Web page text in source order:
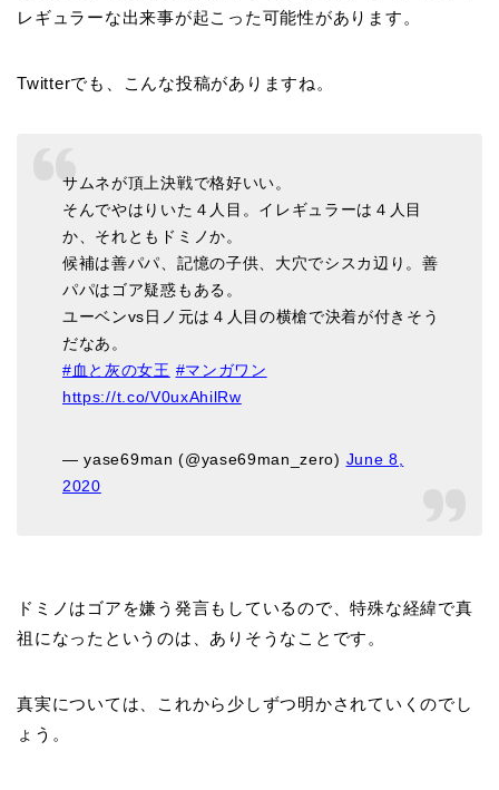
レギュラーな出来事が起こった可能性があります。
Twitterでも、こんな投稿がありますね。
サムネが頂上決戦で格好いい。
そんでやはりいた４人目。イレギュラーは４人目
か、それともドミノか。
候補は善パパ、記憶の子供、大穴でシスカ辺り。善
パパはゴア疑惑もある。
ユーベンvs日ノ元は４人目の横槍で決着が付きそう
だなあ。
#血と灰の女王 #マンガワン
https://t.co/V0uxAhilRw
— yase69man (@yase69man_zero) June 8,
2020
ドミノはゴアを嫌う発言もしているので、特殊な経緯で真
祖になったというのは、ありそうなことです。
真実については、これから少しずつ明かされていくのでし
ょう。